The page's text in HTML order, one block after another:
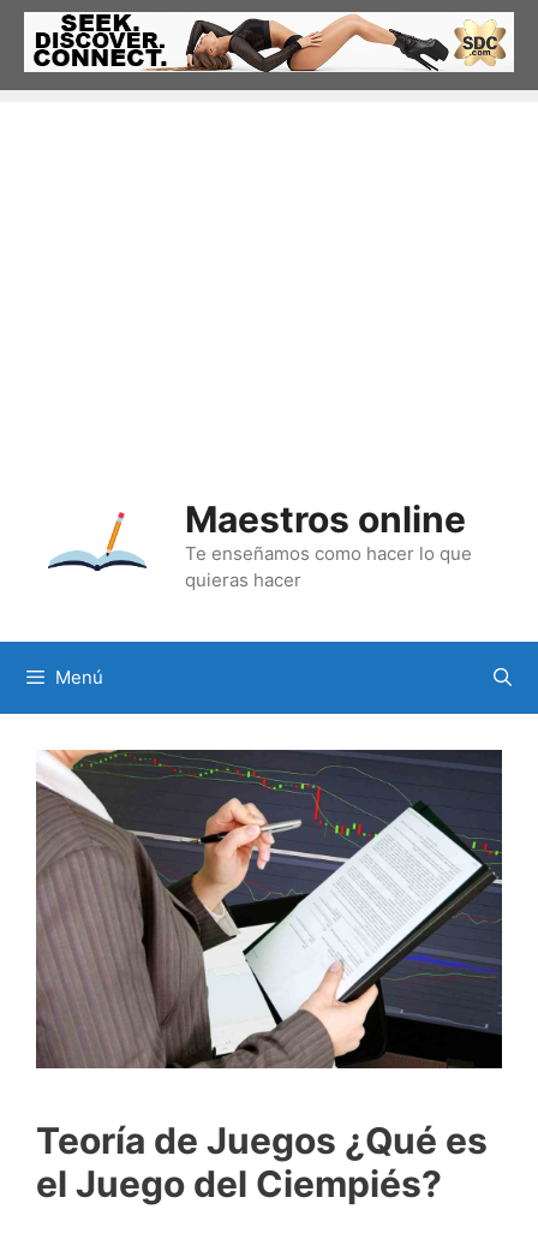
Saltar
contenido
Maestros online
Te enseñamos como hacer lo que
quieras hacer
Menú
Teoría de Juegos ¿Qué es
el Juego del Ciempiés?